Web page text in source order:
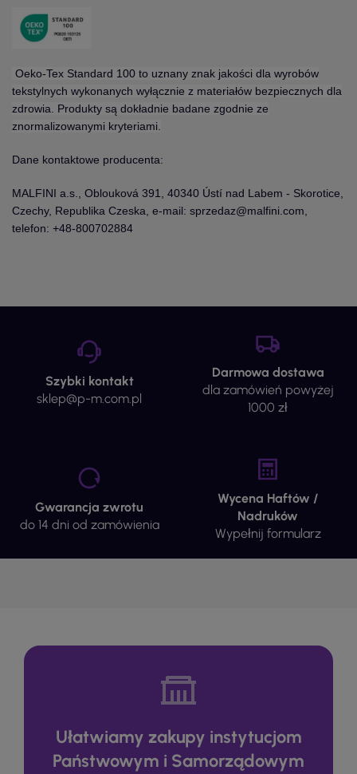
Oeko-Tex Standard 100 to uznany znak jakości dla wyrobów
tekstylnych wykonanych wyłącznie z materiałów bezpiecznych dla
zdrowia. Produkty są dokładnie badane zgodnie ze
znormalizowanymi kryteriami.
Dane kontaktowe producenta:
MALFINI a.s., Oblouková 391, 40340 Ústí nad Labem - Skorotice,
Czechy, Republika Czeska, e-mail: sprzedaz@malfini.com,
telefon: +48-800702884
Szybki kontakt
sklep@p-m.com.pl
Darmowa dostawa
dla zamówień powyżej
1000 zł
Gwarancja zwrotu
do 14 dni od zamówienia
Wycena Haftów /
Nadruków
Wypełnij formularz
Ułatwiamy zakupy instytucjom
Państwowym i Samorządowym